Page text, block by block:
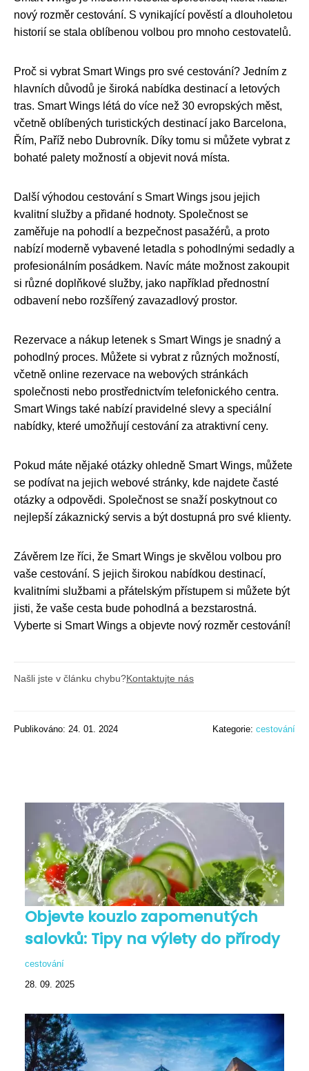
nový rozměr cestování. S vynikající pověstí a dlouholetou
historií se stala oblíbenou volbou pro mnoho cestovatelů.
Proč si vybrat Smart Wings pro své cestování? Jedním z
hlavních důvodů je široká nabídka destinací a letových
tras. Smart Wings létá do více než 30 evropských měst,
včetně oblíbených turistických destinací jako Barcelona,
Řím, Paříž nebo Dubrovník. Díky tomu si můžete vybrat z
bohaté palety možností a objevit nová místa.
Další výhodou cestování s Smart Wings jsou jejich
kvalitní služby a přidané hodnoty. Společnost se
zaměřuje na pohodlí a bezpečnost pasažérů, a proto
nabízí moderně vybavené letadla s pohodlnými sedadly a
profesionálním posádkem. Navíc máte možnost zakoupit
si různé doplňkové služby, jako například přednostní
odbavení nebo rozšířený zavazadlový prostor.
Rezervace a nákup letenek s Smart Wings je snadný a
pohodlný proces. Můžete si vybrat z různých možností,
včetně online rezervace na webových stránkách
společnosti nebo prostřednictvím telefonického centra.
Smart Wings také nabízí pravidelné slevy a speciální
nabídky, které umožňují cestování za atraktivní ceny.
Pokud máte nějaké otázky ohledně Smart Wings, můžete
se podívat na jejich webové stránky, kde najdete časté
otázky a odpovědi. Společnost se snaží poskytnout co
nejlepší zákaznický servis a být dostupná pro své klienty.
Závěrem lze říci, že Smart Wings je skvělou volbou pro
vaše cestování. S jejich širokou nabídkou destinací,
kvalitními službami a přátelským přístupem si můžete být
jisti, že vaše cesta bude pohodlná a bezstarostná.
Vyberte si Smart Wings a objevte nový rozměr cestování!
Našli jste v článku chybu?Kontaktujte nás
Publikováno: 24. 01. 2024 Kategorie: cestování
Objevte kouzlo zapomenutých
salovků: Tipy na výlety do přírody
cestování
28. 09. 2025